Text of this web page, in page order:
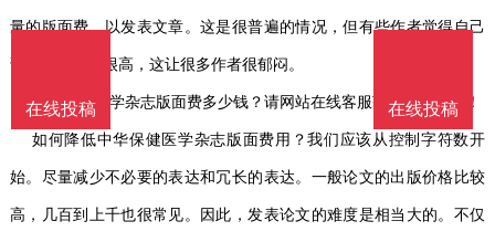
量的版面费，以发表文章。这是很普遍的情况，但有些作者觉得自己
论文的版面费很高，这让很多作者很郁闷。
中华保健医学杂志版面费多少钱？请网站在线客服获取最新价格！
如何降低中华保健医学杂志版面费用？我们应该从控制字符数开
始。尽量减少不必要的表达和冗长的表达。一般论文的出版价格比较
高，几百到上千也很常见。因此，发表论文的难度是相当大的。不仅
在线投稿
在线投稿